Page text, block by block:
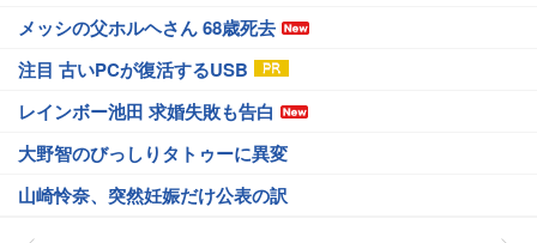
メッシの父ホルヘさん 68歳死去
注目 古いPCが復活するUSB
レインボー池田 求婚失敗も告白
大野智のびっしりタトゥーに異変
山崎怜奈、突然妊娠だけ公表の訳